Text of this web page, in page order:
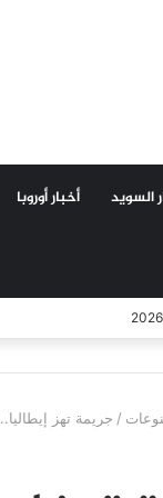
السويد أخبار أوروبا
/ جريمة تهز إيطاليا..7 مراهقين يعتدون على طفلة في حديقة عامة